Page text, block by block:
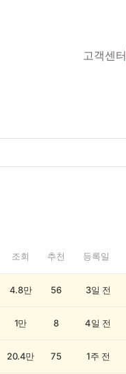
고객센터
조회 추천 등록일
4.8만 56 3일 전
1만 8 4일 전
20.4만 75 1주 전